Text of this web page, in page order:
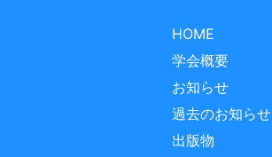
HOME
学会概要
お知らせ
過去のお知らせ
出版物